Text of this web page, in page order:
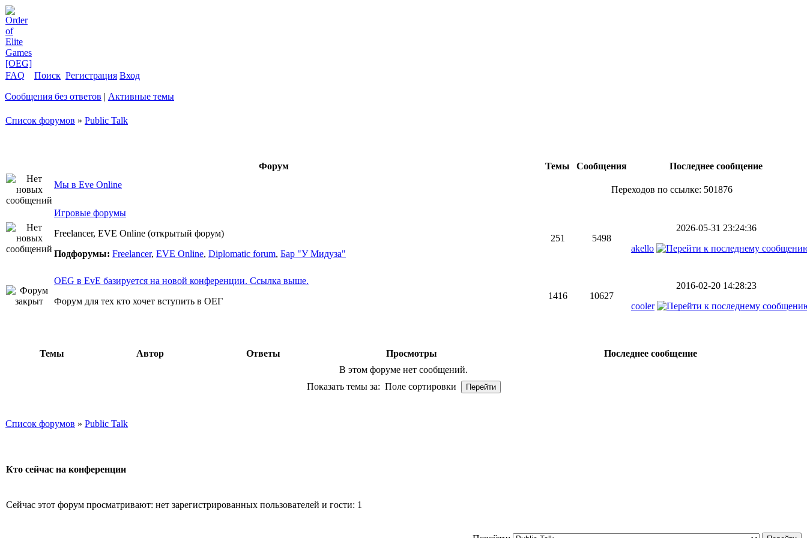
FAQ Поиск Регистрация Вход
Сообщения без ответов | Активные темы
Список форумов » Public Talk
Форум Темы Сообщения
Последнее сообщение
Мы в Eve Online
Переходов по ссылке: 501876
Игровые форумы
Freelancer, EVE Online (открытый форум)
Подфорумы: Freelancer, EVE Online, Diplomatic forum, Бар "У Мидуза"
251 5498
2026-05-31 23:24:36
akello
OEG в EvE базируется на новой конференции. Ссылка выше.
Форум для тех кто хочет вступить в ОЕГ
1416 10627
2016-02-20 14:28:23
cooler
Темы Автор Ответы Просмотры
Последнее сообщение
В этом форуме нет сообщений.
Показать темы за: Поле сортировки
Список форумов » Public Talk
Кто сейчас на конференции
Сейчас этот форум просматривают: нет зарегистрированных пользователей и гости: 1